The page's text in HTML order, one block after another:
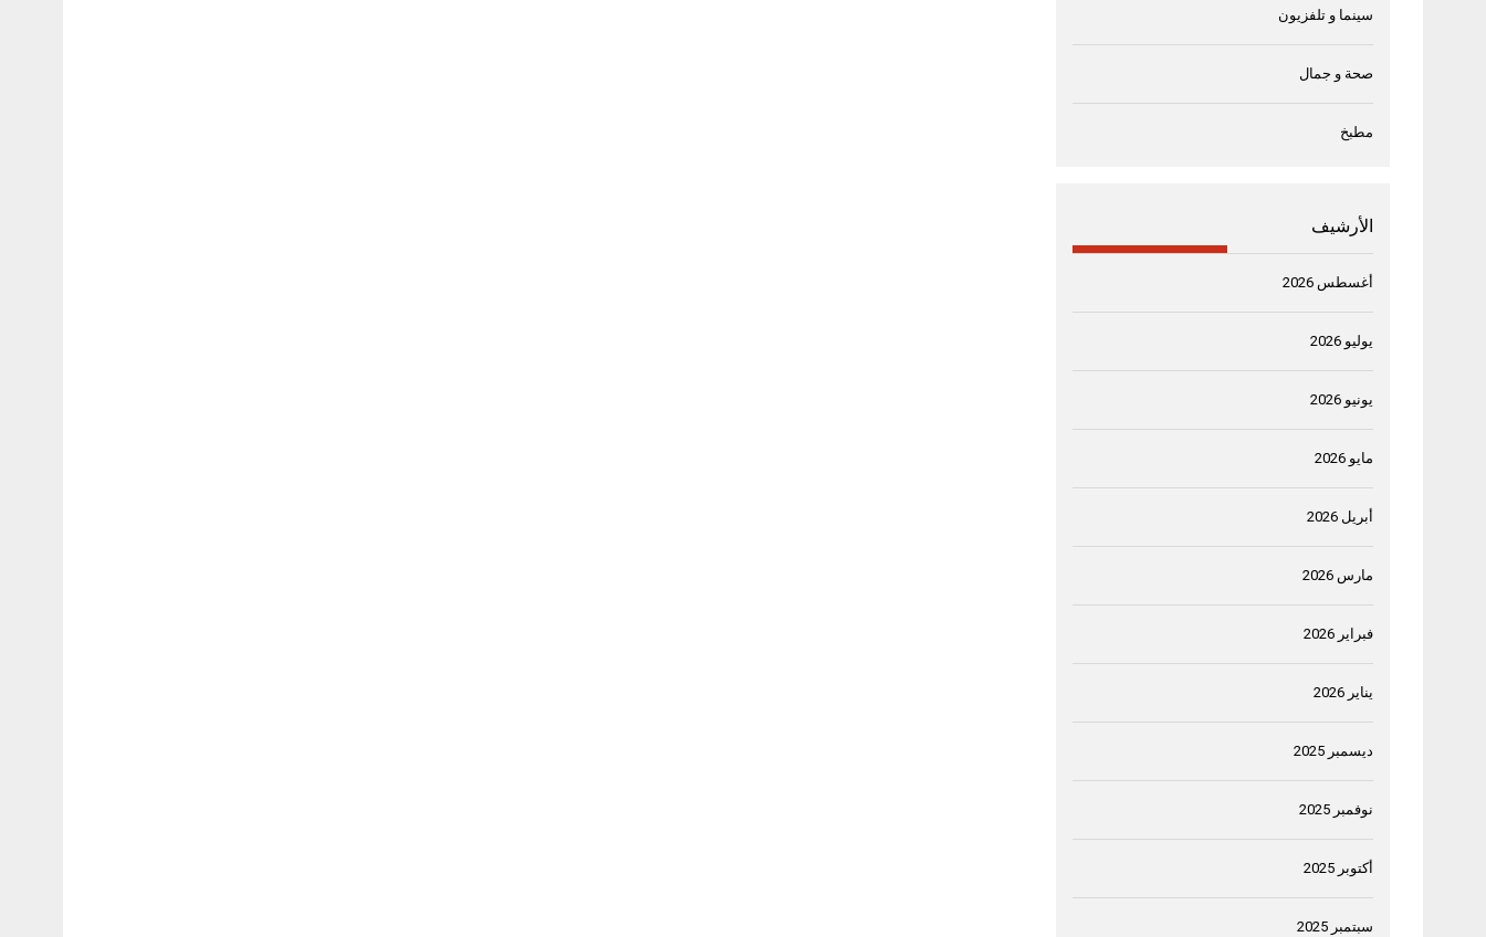
سينما و تلفزيون
صحة و جمال
مطبخ
الأرشيف
أغسطس 2026
يوليو 2026
يونيو 2026
مايو 2026
أبريل 2026
مارس 2026
فبراير 2026
يناير 2026
ديسمبر 2025
نوفمبر 2025
أكتوبر 2025
سبتمبر 2025